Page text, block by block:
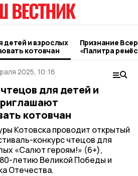
детей и взрослых
котовчан
Признание
«Палитра
котовские
2025, 10:16
для детей и
котовчан
Котовска проводит открытый
конкурс чтецов для
«Салют героям!» (6+),
летию Великой Победы и
Отечества.